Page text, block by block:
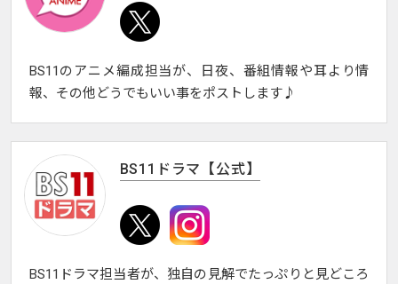
BS11のアニメ編成担当が、日夜、番組情報や耳より情
報、その他どうでもいい事をポストします♪
BS11ドラマ【公式】
BS11ドラマ担当者が、独自の見解でたっぷりと見どころ